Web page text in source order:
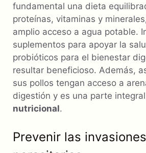
fundamental una dieta
proteínas, vitaminas y
amplio acceso a agua potable.
suplementos para apoyar la
probióticos para el bienestar
resultar beneficioso. Además,
sus pollos tengan acceso a
digestión y es una parte
nutricional.
Prevenir las invasiones